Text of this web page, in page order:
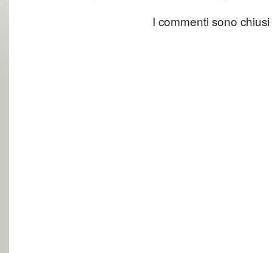
I commenti sono chiusi